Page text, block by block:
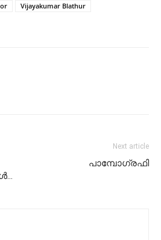
Vijayakumar Blathur
Next article
പാമ്പോഗ്രഫി